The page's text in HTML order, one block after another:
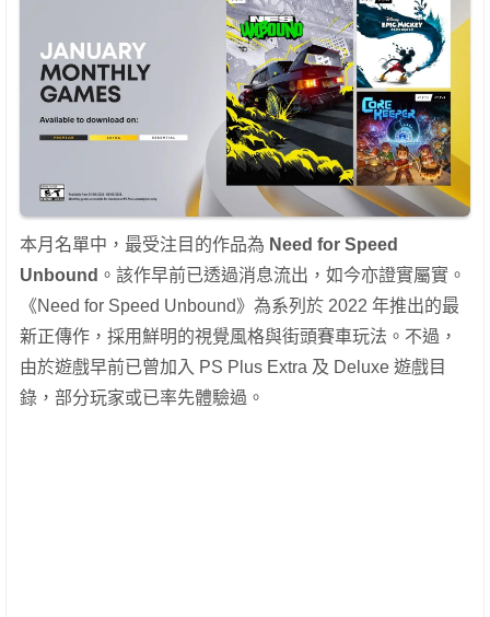
本月名單中，最受注目的作品為 Need for Speed
Unbound 。該作早前已透過消息流出，如今亦證實屬實。
《Need for Speed Unbound》為系列於 2022 年推出的最
新正傳作，採用鮮明的視覺風格與街頭賽車玩法。不過，
由於遊戲早前已曾加入 PS Plus Extra 及 Deluxe 遊戲目
錄，部分玩家或已率先體驗過。